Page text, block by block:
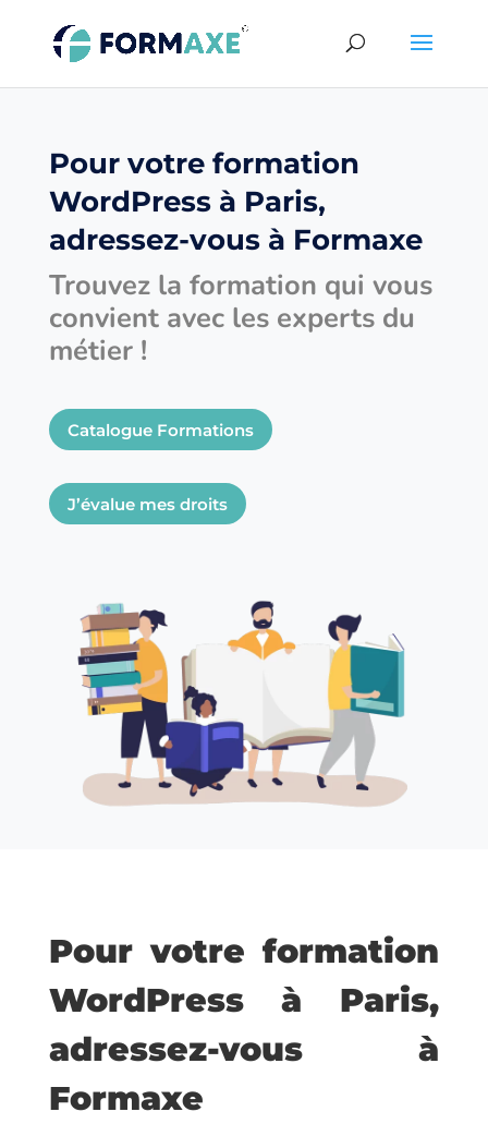
Pour votre formation
WordPress à Paris,
adressez-vous à Formaxe
Trouvez la formation qui vous
convient avec les experts du
métier !
Catalogue Formations
J’évalue mes droits
Pour votre formation
WordPress à Paris,
adressez-vous à
Formaxe